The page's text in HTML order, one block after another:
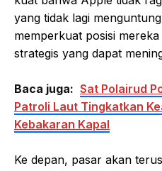
yang tidak lagi
memperkuat posisi
strategis yang dapat
Baca juga: Sat Polairud
Patroli Laut Tingkatkan
Kebakaran Kapal
Ke depan, pasar akan